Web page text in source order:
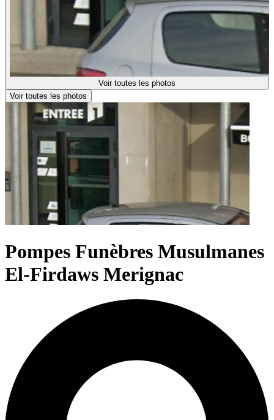
Voir toutes les photos
Voir toutes les photos
Pompes Funèbres Musulmanes
El-Firdaws Merignac